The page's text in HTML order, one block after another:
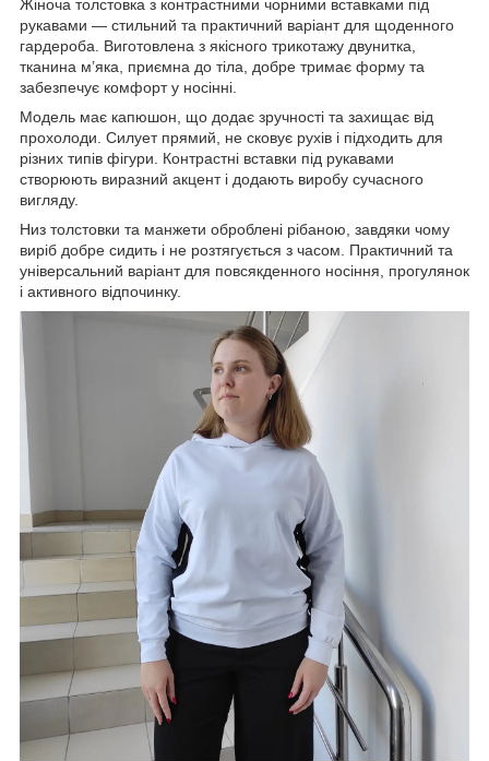
Жіноча толстовка з контрастними чорними вставками під
рукавами — стильний та практичний варіант для щоденного
гардероба. Виготовлена з якісного трикотажу двунитка,
тканина м’яка, приємна до тіла, добре тримає форму та
забезпечує комфорт у носінні.
Модель має капюшон, що додає зручності та захищає від
прохолоди. Силует прямий, не сковує рухів і підходить для
різних типів фігури. Контрастні вставки під рукавами
створюють виразний акцент і додають виробу сучасного
вигляду.
Низ толстовки та манжети оброблені рібаною, завдяки чому
виріб добре сидить і не розтягується з часом. Практичний та
універсальний варіант для повсякденного носіння, прогулянок
і активного відпочинку.